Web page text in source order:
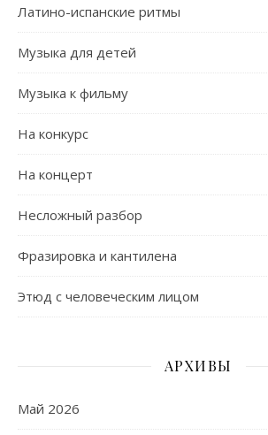
Латино-испанские ритмы
Музыка для детей
Музыка к фильму
На конкурс
На концерт
Несложный разбор
Фразировка и кантилена
Этюд с человеческим лицом
АРХИВЫ
Май 2026